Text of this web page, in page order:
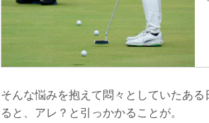
そんな悩みを抱えて悶々としていたあ
ると、アレ？と引っかかることが。